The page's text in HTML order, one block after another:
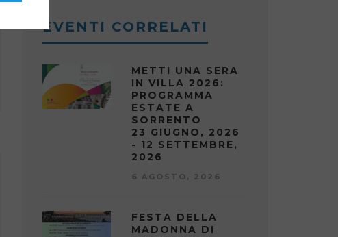
EVENTI CORRELATI
METTI UNA SERA
IN VILLA 2026:
PROGRAMMA
ESTATE A
SORRENTO
23 GIUGNO, 2026
- 12 SETTEMBRE,
2026
6 AGOSTO, 2026
FESTA DELLA
MADONNA DI